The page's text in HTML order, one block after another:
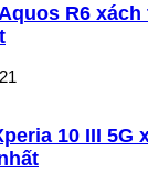
R6 xách
10 III 5G